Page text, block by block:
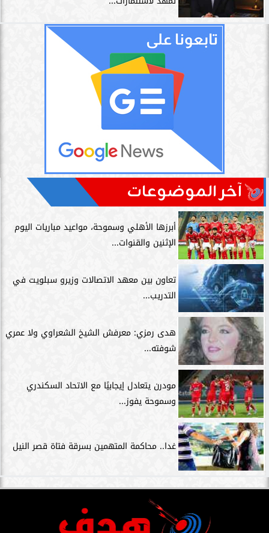
آخر الموضوعات
أبرزها الأهلي وسموحة، مواعيد مباريات اليوم
الإثنين والقنوات...
تعاون بين معهد الاتصالات وزيرو سبلويت في
التدريب...
هدى رمزي: معرفش الشيخ الشعراوي ولا عمري
شوفته...
مودرن يتعادل إيجابيًا مع الاتحاد السكندري
وسموحة يفوز...
غدا.. محاكمة المتهمين بسرقة فتاة قصر النيل